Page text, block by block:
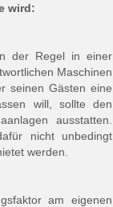
wird:
der Regel in einer
Maschinen
seinen Gästen eine
will, sollte den
ausstatten.
nicht unbedingt
werden.
am eigenen